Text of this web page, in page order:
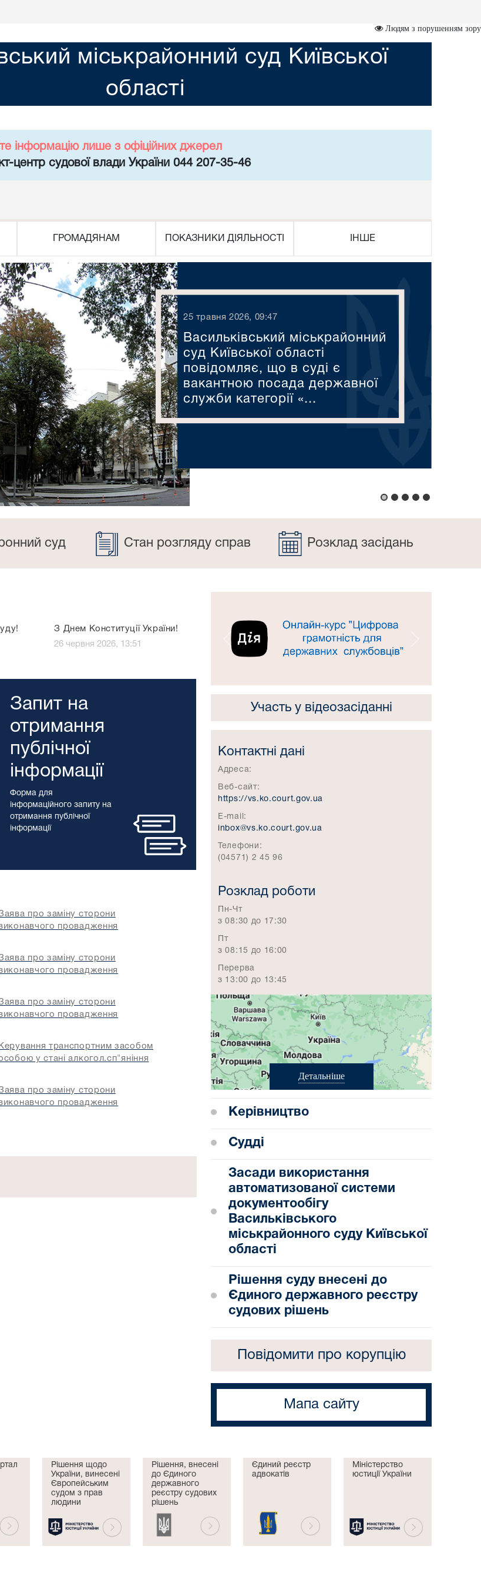
Людям з порушенням зору
міськрайонний суд Київської
області
інформацію лише з офіційних джерел
центр судової влади України 044 207-35-46
ГРОМАДЯНАМ ПОКАЗНИКИ ДІЯЛЬНОСТІ ІНШЕ
25 травня 2026, 09:47
Васильківський міськрайонний
суд Київської області
повідомляє, що в суді є
вакантною посада державної
служби категорії «...
суд Стан розгляду справ Розклад засідань
З Днем Конституції України!
26 червня 2026, 13:51
Запит на
отримання
публічної
інформації
Форма для
інформаційного запиту на
отримання публічної
інформації
про заміну сторони
провадження
про заміну сторони
провадження
про заміну сторони
провадження
Керування транспортним засобом
у стані алкогол.сп"яніння
про заміну сторони
провадження
Попередній
Участь у відеозасіданні
Контактні дані
Адреса:
Веб-сайт:
https://vs.ko.court.gov.ua
E-mail:
inbox@vs.ko.court.gov.ua
Телефони:
(04571) 2 45 96
Розклад роботи
Пн-Чт
з 08:30 до 17:30
Пт
з 08:15 до 16:00
Перерва
з 13:00 до 13:45
Детальніше
Керівництво
Судді
Засади використання
автоматизованої системи
документообігу
Васильківського
міськрайонного суду Київської
області
Рішення суду внесені до
Єдиного державного реєстру
судових рішень
Повідомити про корупцію
Мапа сайту
Рішення щодо
України, винесені
Європейським
судом з прав
людини
Рішення, внесені
до Єдиного
державного
реєстру судових
рішень
Єдиний реєстр
адвокатів
Міністерство
юстиції України